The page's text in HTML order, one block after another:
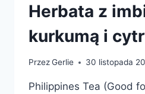
Herbata z
kurkumą i
PrzezGerlie 30 listopada
Philippines Tea (Good